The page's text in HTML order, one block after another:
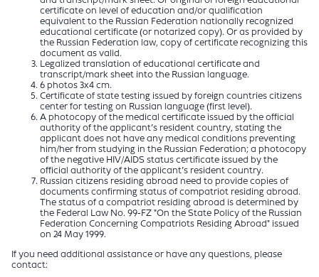
certificate on level of education and/or qualification
equivalent to the Russian Federation nationally recognized
educational certificate (or notarized copy). Or as provided by
the Russian Federation law, copy of certificate recognizing this
document as valid.
Legalized translation of educational certificate and
transcript/mark sheet into the Russian language.
6 photos 3x4 cm.
Certificate of state testing issued by foreign countries citizens
center for testing on Russian language (first level).
A photocopy of the medical certificate issued by the official
authority of the applicant’s resident country, stating the
applicant does not have any medical conditions preventing
him/her from studying in the Russian Federation; a photocopy
of the negative HIV/AIDS status certificate issued by the
official authority of the applicant’s resident country.
Russian citizens residing abroad need to provide copies of
documents confirming status of compatriot residing abroad.
The status of a compatriot residing abroad is determined by
the Federal Law No. 99-FZ "On the State Policy of the Russian
Federation Concerning Compatriots Residing Abroad" issued
on 24 May 1999.
If you need additional assistance or have any questions, please
contact: